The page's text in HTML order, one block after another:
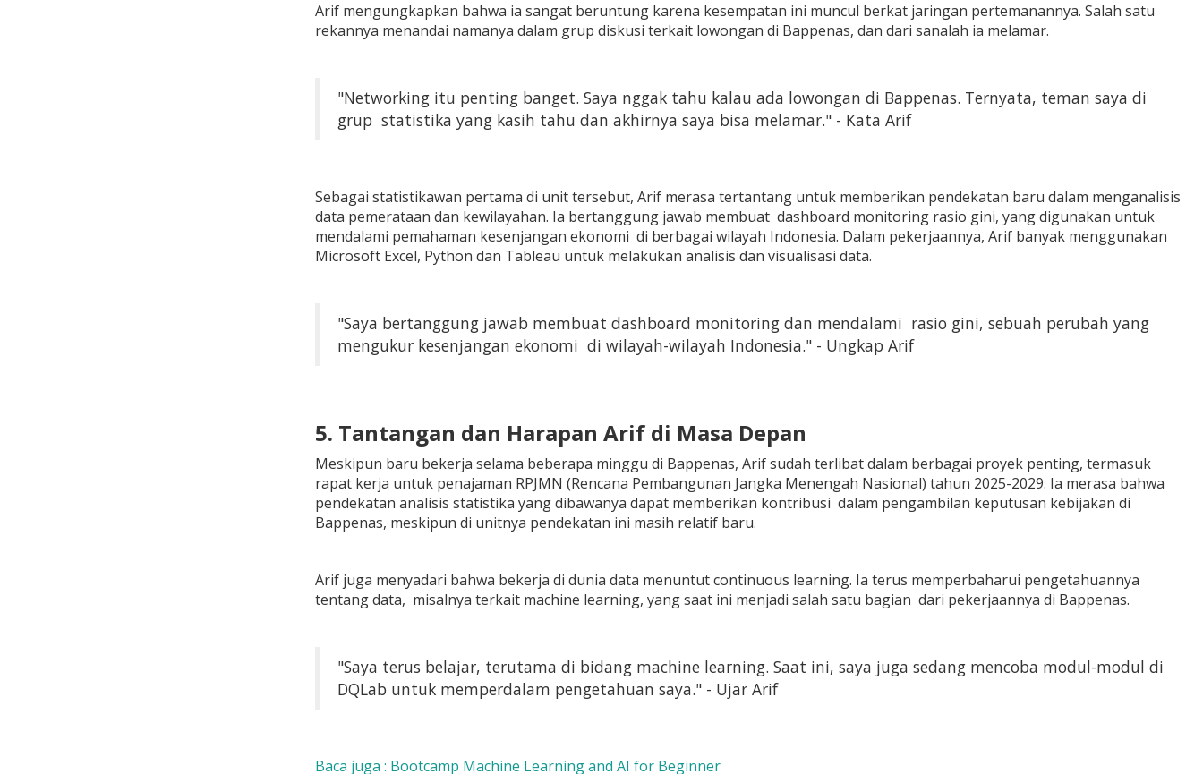
Arif mengungkapkan bahwa ia sangat beruntung karena kesempatan ini muncul berkat jaringan pertemanannya. Salah satu
rekannya menandai namanya dalam grup diskusi terkait lowongan di Bappenas, dan dari sanalah ia melamar.
"Networking itu penting banget. Saya nggak tahu kalau ada lowongan di Bappenas. Ternyata, teman saya di
grup statistika yang kasih tahu dan akhirnya saya bisa melamar." - Kata Arif
Sebagai statistikawan pertama di unit tersebut, Arif merasa tertantang untuk memberikan pendekatan baru dalam menganalisis
data pemerataan dan kewilayahan. Ia bertanggung jawab membuat dashboard monitoring rasio gini, yang digunakan untuk
mendalami pemahaman kesenjangan ekonomi di berbagai wilayah Indonesia. Dalam pekerjaannya, Arif banyak menggunakan
Microsoft Excel, Python dan Tableau untuk melakukan analisis dan visualisasi data.
"Saya bertanggung jawab membuat dashboard monitoring dan mendalami rasio gini, sebuah perubah yang
mengukur kesenjangan ekonomi di wilayah-wilayah Indonesia." - Ungkap Arif
5. Tantangan dan Harapan Arif di Masa Depan
Meskipun baru bekerja selama beberapa minggu di Bappenas, Arif sudah terlibat dalam berbagai proyek penting, termasuk
rapat kerja untuk penajaman RPJMN (Rencana Pembangunan Jangka Menengah Nasional) tahun 2025-2029. Ia merasa bahwa
pendekatan analisis statistika yang dibawanya dapat memberikan kontribusi dalam pengambilan keputusan kebijakan di
Bappenas, meskipun di unitnya pendekatan ini masih relatif baru.
Arif juga menyadari bahwa bekerja di dunia data menuntut continuous learning. Ia terus memperbaharui pengetahuannya
tentang data, misalnya terkait machine learning, yang saat ini menjadi salah satu bagian dari pekerjaannya di Bappenas.
"Saya terus belajar, terutama di bidang machine learning. Saat ini, saya juga sedang mencoba modul-modul di
DQLab untuk memperdalam pengetahuan saya." - Ujar Arif
Baca juga : Bootcamp Machine Learning and AI for Beginner